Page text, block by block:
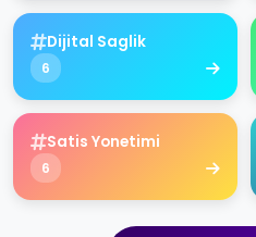
Dijital Saglik
6
Satis Yonetimi
6